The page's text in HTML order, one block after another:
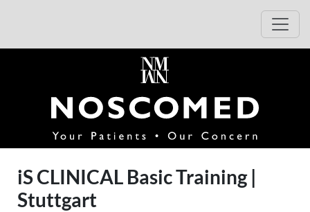
iS CLINICAL Basic Training |
Stuttgart